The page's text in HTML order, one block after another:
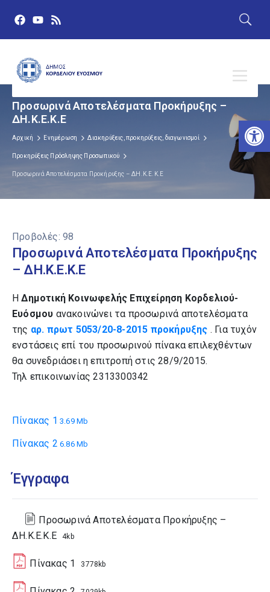
Προσωρινά Αποτελέσματα Προκήρυξης –
ΔΗ.Κ.Ε.Κ.Ε
Αρχική Ενημέρωση Διακηρύξεις, προκηρύξεις, διαγωνισμοί
Προκηρύξεις Πρόσληψης Προσωπικού
Προσωρινά Αποτελέσματα Προκήρυξης – ΔΗ.Κ.Ε.Κ.Ε
Προβολές: 98
Προσωρινά Αποτελέσματα Προκήρυξης
– ΔΗ.Κ.Ε.Κ.Ε
HΔημοτική Κοινωφελής Επιχείρηση Κορδελιού-
Ευόσμου ανακοινώνει τα προσωρινά αποτελέσματα
της αρ. πρωτ 5053/20-8-2015 προκήρυξης . Για τυχόν
ενστάσεις επί του προσωρινού πίνακα επιλεχθέντων
θα συνεδριάσει η επιτροπή στις 28/9/2015.
Τηλ επικοινωνίας 2313300342
Πίνακας 1 3.69 Mb
Πίνακας 2 6.86 Mb
Έγγραφα
Προσωρινά Αποτελέσματα Προκήρυξης –
ΔΗ.Κ.Ε.Κ.Ε
4kb
Πίνακας 1 3778kb